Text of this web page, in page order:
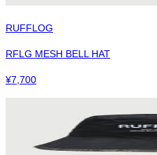
RUFFLOG
RFLG MESH BELL HAT
¥7,700